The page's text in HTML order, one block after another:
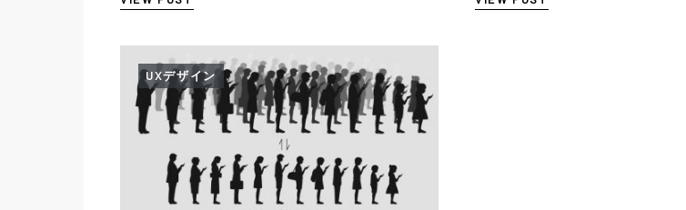
回はもう一つの方法、 ②根源的…
UXデザイン